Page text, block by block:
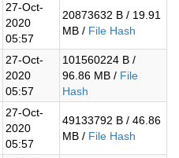
27-Oct-
2020
05:57
20873632 B / 19.91
MB / File Hash
27-Oct-
2020
05:57
101560224 B /
96.86 MB / File
Hash
27-Oct-
2020
05:57
49133792 B / 46.86
MB / File Hash